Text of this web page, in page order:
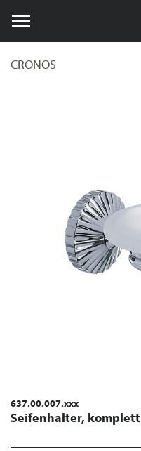
CRONOS
637.00.007.xxx
Seifenhalter, komplett